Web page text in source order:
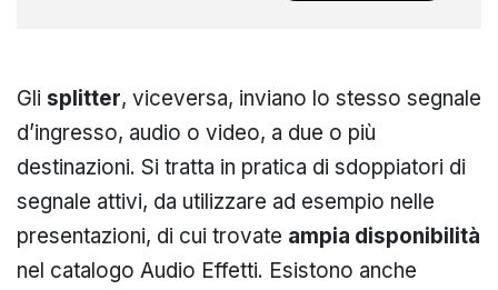
Gli splitter, viceversa, inviano lo stesso segnale
d’ingresso, audio o video, a due o più
destinazioni. Si tratta in pratica di sdoppiatori di
segnale attivi, da utilizzare ad esempio nelle
presentazioni, di cui trovate ampia disponibilità
nel catalogo Audio Effetti. Esistono anche